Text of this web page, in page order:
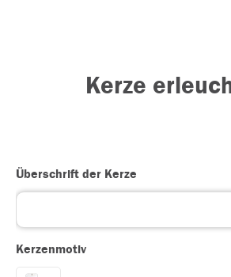
Kerze
Überschrift der Kerze
Kerzenmotiv